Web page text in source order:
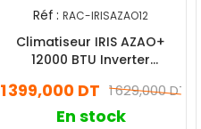
Réf : RAC-IRISAZAO12
Climatiseur IRIS AZAO+
12000 BTU Inverter
Blanc 1 629,000 DT
1 399,000 DT
En stock